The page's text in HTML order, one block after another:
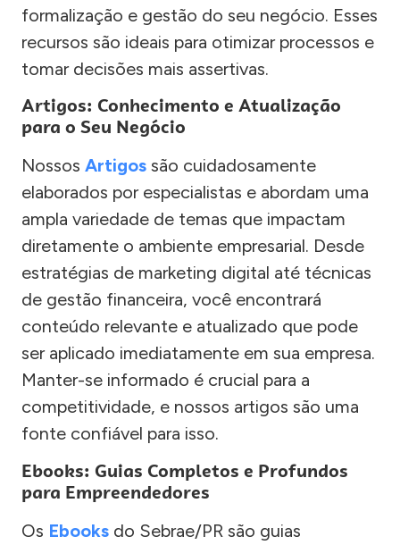
formalização e gestão do seu negócio. Esses
recursos são ideais para otimizar processos e
tomar decisões mais assertivas.
Artigos: Conhecimento e Atualização
para o Seu Negócio
Nossos Artigos são cuidadosamente
elaborados por especialistas e abordam uma
ampla variedade de temas que impactam
diretamente o ambiente empresarial. Desde
estratégias de marketing digital até técnicas
de gestão financeira, você encontrará
conteúdo relevante e atualizado que pode
ser aplicado imediatamente em sua empresa.
Manter-se informado é crucial para a
competitividade, e nossos artigos são uma
fonte confiável para isso.
Ebooks: Guias Completos e Profundos
para Empreendedores
Os Ebooks do Sebrae/PR são guias